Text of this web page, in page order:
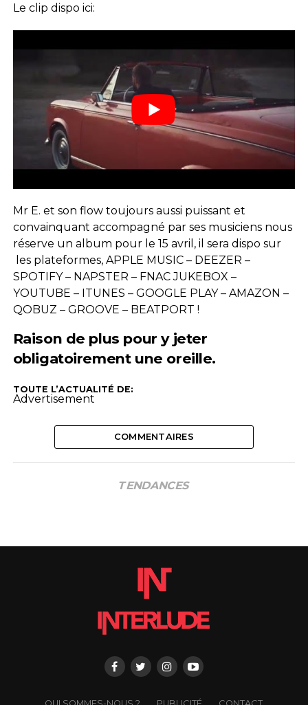
Le clip dispo ici:
Mr E. et son flow toujours aussi puissant et
convainquant accompagné par ses musiciens nous
réserve un album pour le 15 avril, il sera dispo sur
les plateformes, APPLE MUSIC – DEEZER –
SPOTIFY – NAPSTER – FNAC JUKEBOX –
YOUTUBE – ITUNES – GOOGLE PLAY – AMAZON –
QOBUZ – GROOVE – BEATPORT !
Raison de plus pour y jeter
obligatoirement une oreille.
TOUTE L’ACTUALITÉ DE:
Advertisement
COMMENTAIRES
TENDANCES